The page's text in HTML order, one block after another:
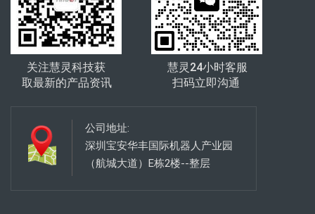
关注慧灵科技获
取最新的产品资讯
慧灵24小时客服
扫码立即沟通
公司地址:
深圳宝安华丰国际机器人产业园
（航城大道）E栋2楼--整层